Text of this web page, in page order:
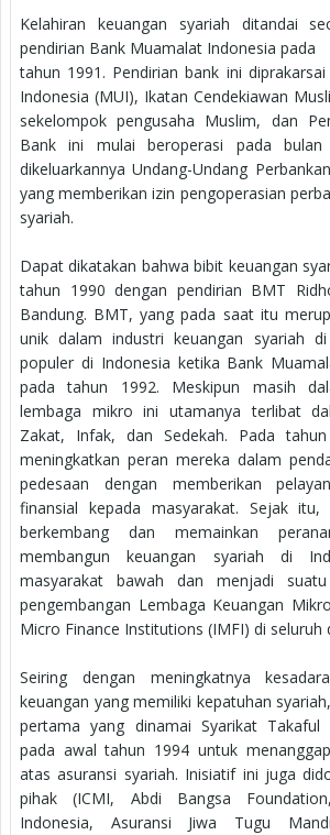
Kelahiran keuangan syariah ditandai
pendirian Bank Muamalat Indonesia pada
tahun 1991. Pendirian bank ini
Indonesia (MUI), Ikatan Cendekiawan
sekelompok pengusaha Muslim, dan
Bank ini mulai beroperasi pada
dikeluarkannya Undang-Undang
yang memberikan izin pengoperasian
syariah.
Dapat dikatakan bahwa bibit keuangan
tahun 1990 dengan pendirian BMT
Bandung. BMT, yang pada saat itu
unik dalam industri keuangan syariah
populer di Indonesia ketika Bank
pada tahun 1992. Meskipun masih
lembaga mikro ini utamanya terlibat
Zakat, Infak, dan Sedekah. Pada
meningkatkan peran mereka dalam
pedesaan dengan memberikan
finansial kepada masyarakat. Sejak
berkembang dan memainkan
membangun keuangan syariah di
masyarakat bawah dan menjadi
pengembangan Lembaga Keuangan
Micro Finance Institutions (IMFI) di seluruh
Seiring dengan meningkatnya
keuangan yang memiliki kepatuhan
pertama yang dinamai Syarikat Takaful
pada awal tahun 1994 untuk
atas asuransi syariah. Inisiatif ini juga
pihak (ICMI, Abdi Bangsa
Indonesia, Asuransi Jiwa Tugu